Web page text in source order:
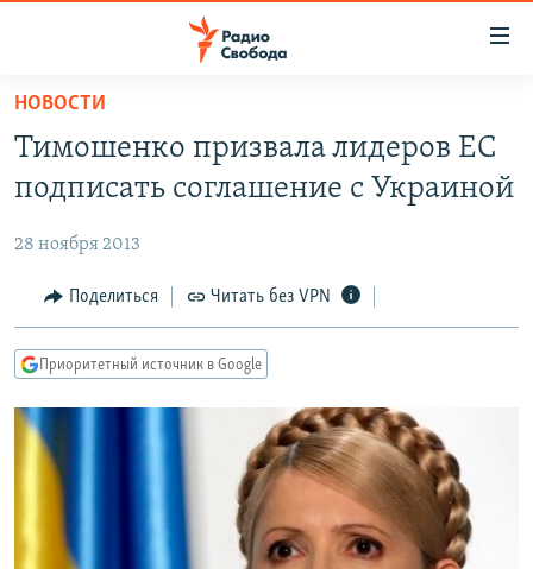
упрощенного
доступа
основному
Вернутся
главной
навигации
Вернутся
поиску
ЦИТАТЫ СВОБОДЫ
МНЕНИЯ
IDEL.РЕАЛИИ
КАВКАЗ.РЕАЛИИ
СЕВЕР.РЕАЛИИ
РАСПИСАНИЕ ВЕЩАНИЯ
НОВОСТИ
Тимошенко призвала лидеров ЕС
подписать соглашение с Украиной
28 ноября 2013
Поделиться Читать без VPN
Приоритетный источник в Google